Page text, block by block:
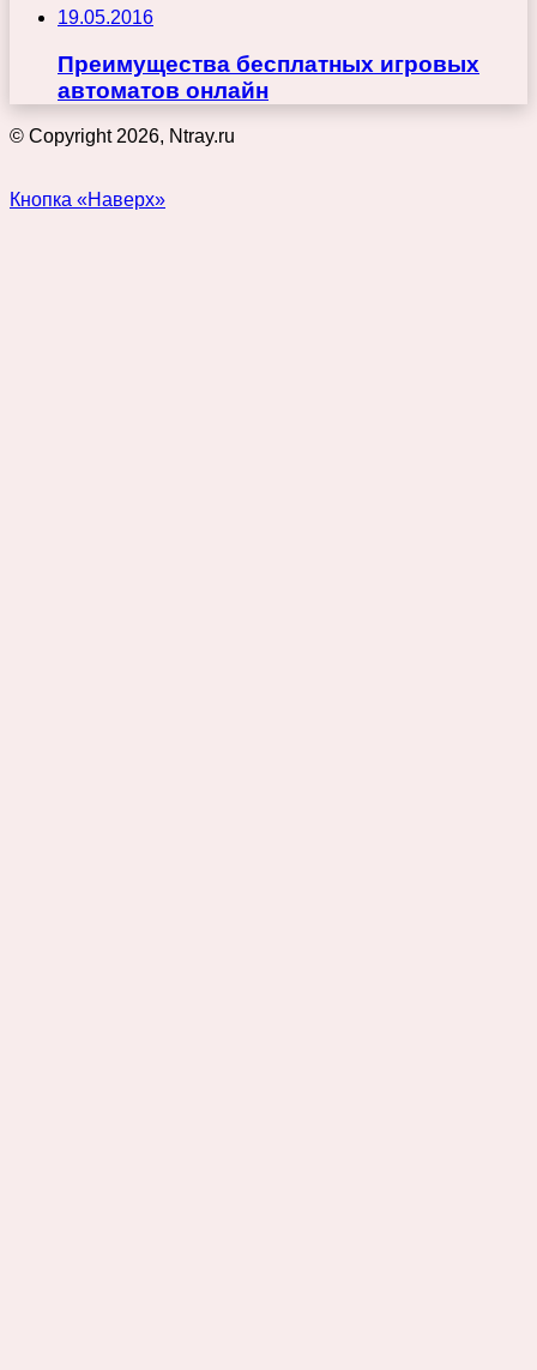
19.05.2016
Преимущества бесплатных игровых
автоматов онлайн
© Copyright 2026, Ntray.ru
Кнопка «Наверх»